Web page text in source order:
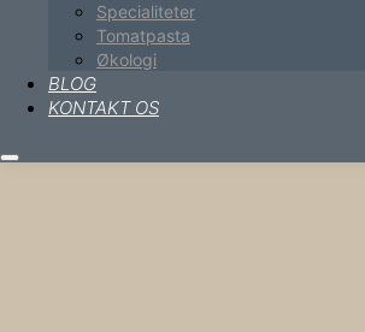
Specialiteter
Tomatpasta
Økologi
BLOG
KONTAKT OS
Hovedmenu